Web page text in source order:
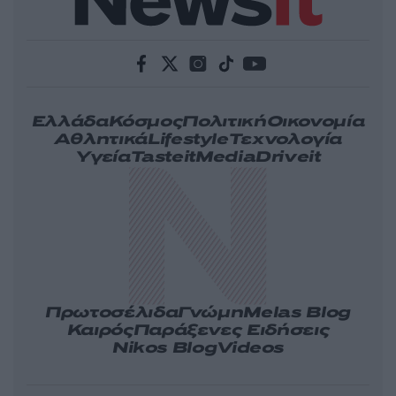
ΕλλάδαΚόσμοςΠολιτικήΟικονομία
ΑθλητικάLifestyleΤεχνολογία
ΥγείαTasteitMediaDriveit
ΠρωτοσέλιδαΓνώμηMelas Blog
ΚαιρόςΠαράξενες Ειδήσεις
Nikos BlogVideos